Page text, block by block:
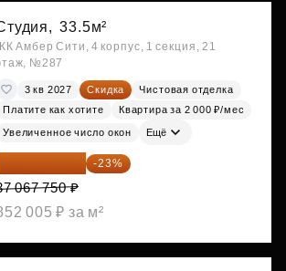
33.5м²
Амбер Сити, 4 корпус, 1 секция, 21
№287
3 кв 2027 Скидка
Чистовая отделка
Платите как хотите
Квартира за 2 000 ₽/мес
Увеличенное число окон Ещё
28 542 168 ₽ -23%
067 750 ₽
005 ₽ за м²